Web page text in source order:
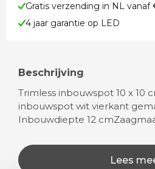
Gratis verzending in NL vanaf
4 jaar garantie op LED
Beschrijving
Trimless inbouwspot 10 x 10
inbouwspot wit vierkant
Inbouwdiepte 12
Lees